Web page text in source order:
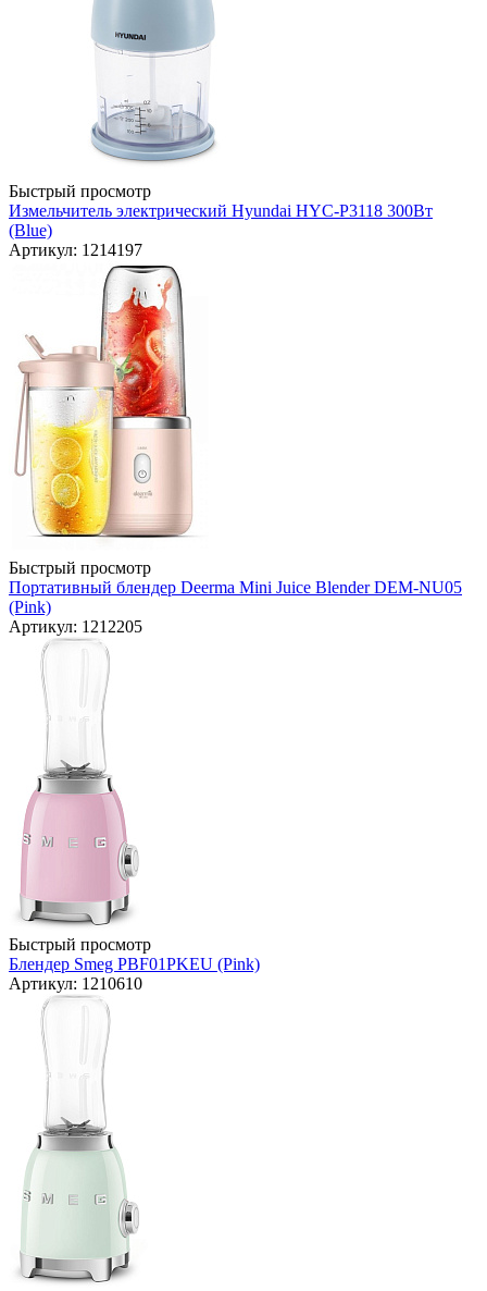
Быстрый просмотр
Измельчитель электрический Hyundai HYC-P3118 300Вт
(Blue)
Артикул: 1214197
Быстрый просмотр
Портативный блендер Deerma Mini Juice Blender DEM-NU05
(Pink)
Артикул: 1212205
Быстрый просмотр
Блендер Smeg PBF01PKEU (Pink)
Артикул: 1210610